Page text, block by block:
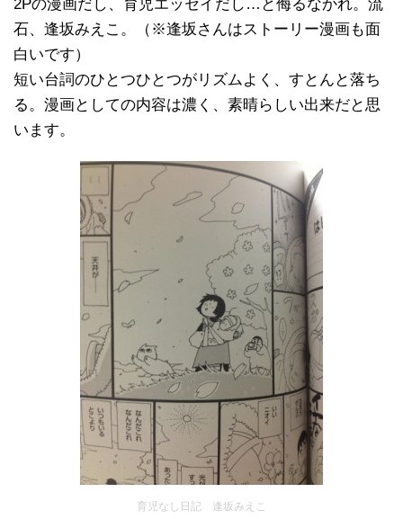
2Pの漫画だし、育児エッセイだし…と侮るなかれ。流
石、逢坂みえこ。（※逢坂さんはストーリー漫画も面
白いです）
短い台詞のひとつひとつがリズムよく、すとんと落ち
る。漫画としての内容は濃く、素晴らしい出来だと思
います。
育児なし日記 逢坂みえこ